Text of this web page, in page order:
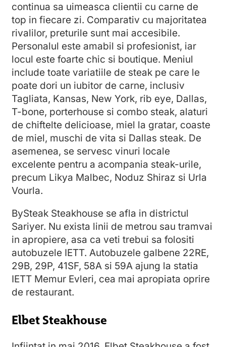
continua sa uimeasca clientii cu carne de
top in fiecare zi. Comparativ cu majoritatea
rivalilor, preturile sunt mai accesibile.
Personalul este amabil si profesionist, iar
locul este foarte chic si boutique. Meniul
include toate variatiile de steak pe care le
poate dori un iubitor de carne, inclusiv
Tagliata, Kansas, New York, rib eye, Dallas,
T-bone, porterhouse si combo steak, alaturi
de chiftelte delicioase, miel la gratar, coaste
de miel, muschi de vita si Dallas steak. De
asemenea, se servesc vinuri locale
excelente pentru a acompania steak-urile,
precum Likya Malbec, Noduz Shiraz si Urla
Vourla.
BySteak Steakhouse se afla in districtul
Sariyer. Nu exista linii de metrou sau tramvai
in apropiere, asa ca veti trebui sa folositi
autobuzele IETT. Autobuzele galbene 22RE,
29B, 29P, 41SF, 58A si 59A ajung la statia
IETT Memur Evleri, cea mai apropiata oprire
de restaurant.
Elbet Steakhouse